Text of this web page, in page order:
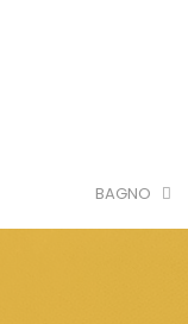
BAGNO